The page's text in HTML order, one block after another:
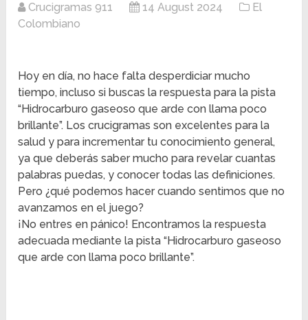
Crucigramas 911 14 August 2024
El
Colombiano
Hoy en día, no hace falta desperdiciar mucho
tiempo, incluso si buscas la respuesta para la pista
“Hidrocarburo gaseoso que arde con llama poco
brillante”. Los crucigramas son excelentes para la
salud y para incrementar tu conocimiento general,
ya que deberás saber mucho para revelar cuantas
palabras puedas, y conocer todas las definiciones.
Pero ¿qué podemos hacer cuando sentimos que no
avanzamos en el juego?
¡No entres en pánico! Encontramos la respuesta
adecuada mediante la pista “Hidrocarburo gaseoso
que arde con llama poco brillante”.